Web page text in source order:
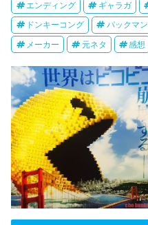
エンディング ギャラガ
ドンキーコング パックマン
メーカー 元ネタ 感想